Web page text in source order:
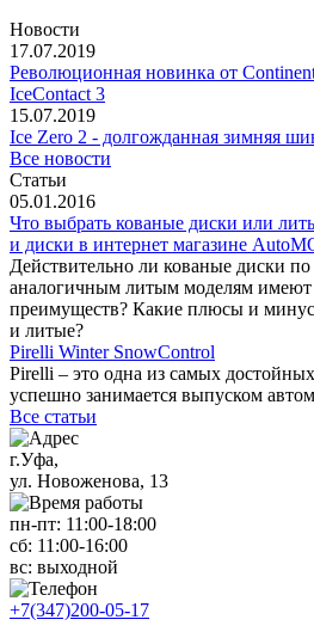
Новости
17.07.2019
Революционная новинка от
IceContact 3
15.07.2019
Ice Zero 2 - долгожданная зимняя
Все новости
Статьи
05.01.2016
Что выбрать кованые диски или
и диски в интернет магазине
Действительно ли кованые диски
аналогичным литым моделям
преимуществ? Какие плюсы и
и литые?
Pirelli Winter SnowControl
Pirelli – это одна из самых
успешно занимается выпуском
Все статьи
г.Уфа,
ул. Новоженова, 13
пн-пт: 11 :00-18:00
сб: 11 :00-16:00
вс: выходной
+7(347)200-05-17